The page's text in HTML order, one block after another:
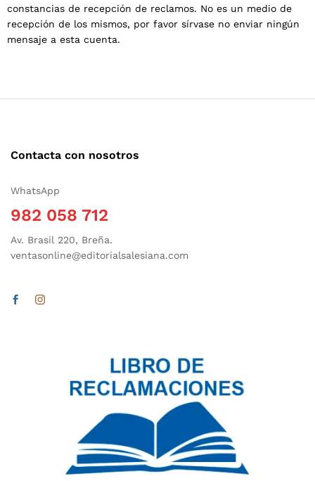
constancias de recepción de reclamos. No es un medio de
recepción de los mismos, por favor sírvase no enviar ningún
mensaje a esta cuenta.
Contacta con nosotros
WhatsApp
982 058 712
Av. Brasil 220, Breña.
ventasonline@editorialsalesiana.com